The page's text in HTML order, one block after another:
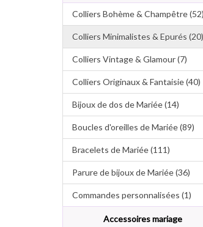
Colliers Bohème & Champêtre (52)
Colliers Minimalistes & Epurés (20)
Colliers Vintage & Glamour (7)
Colliers Originaux & Fantaisie (40)
Bijoux de dos de Mariée (14)
Boucles d'oreilles de Mariée (89)
Bracelets de Mariée (111)
Parure de bijoux de Mariée (36)
Commandes personnalisées (1)
Accessoires mariage